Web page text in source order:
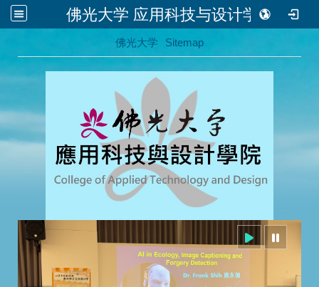
佛光大学 应用科技与设计学院
佛光大学 Sitemap